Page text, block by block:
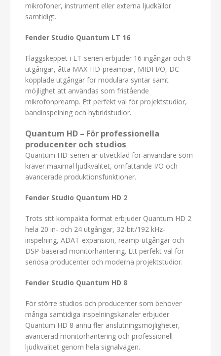
mikrofoner, instrument eller externa ljudkällor
samtidigt.
Fender Studio Quantum LT 16
Flaggskeppet i LT-serien erbjuder 16 ingångar och 8
utgångar, åtta MAX-HD-preampar, MIDI I/O, DC-
kopplade utgångar för modulära syntar samt
möjlighet att användas som fristående
mikrofonpreamp. Ett perfekt val för projektstudior,
bandinspelning och hybridstudior.
Quantum HD – För professionella
producenter och studios
Quantum HD-serien är utvecklad för användare som
kräver maximal ljudkvalitet, omfattande I/O och
avancerade produktionsfunktioner.
Fender Studio Quantum HD 2
Trots sitt kompakta format erbjuder Quantum HD 2
hela 20 in- och 24 utgångar, 32-bit/192 kHz-
inspelning, ADAT-expansion, reamp-utgångar och
DSP-baserad monitorhantering. Ett perfekt val för
seriösa producenter och moderna projektstudior.
Fender Studio Quantum HD 8
För större studios och producenter som behöver
många samtidiga inspelningskanaler erbjuder
Quantum HD 8 ännu fler anslutningsmöjligheter,
avancerad monitorhantering och professionell
ljudkvalitet genom hela signalvägen.